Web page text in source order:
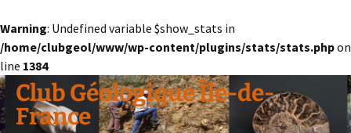
Warning: Undefined variable $show_stats in
/home/clubgeol/www/wp-content/plugins/stats/stats.phpon
line 1384
Aller
au
contenu
Club Géologique Île-de-
France